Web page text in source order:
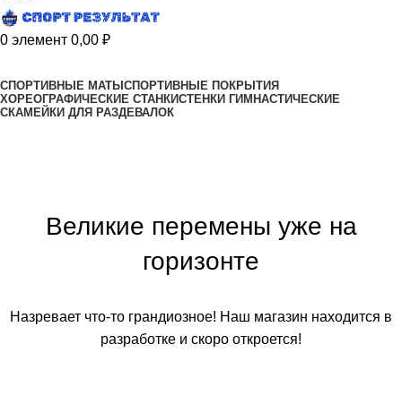
0 элемент 0,00 ₽
СПОРТИВНЫЕ МАТЫСПОРТИВНЫЕ ПОКРЫТИЯ
ХОРЕОГРАФИЧЕСКИЕ СТАНКИСТЕНКИ ГИМНАСТИЧЕСКИЕ
СКАМЕЙКИ ДЛЯ РАЗДЕВАЛОК
Великие перемены уже на
горизонте
Назревает что-то грандиозное! Наш магазин находится в
разработке и скоро откроется!